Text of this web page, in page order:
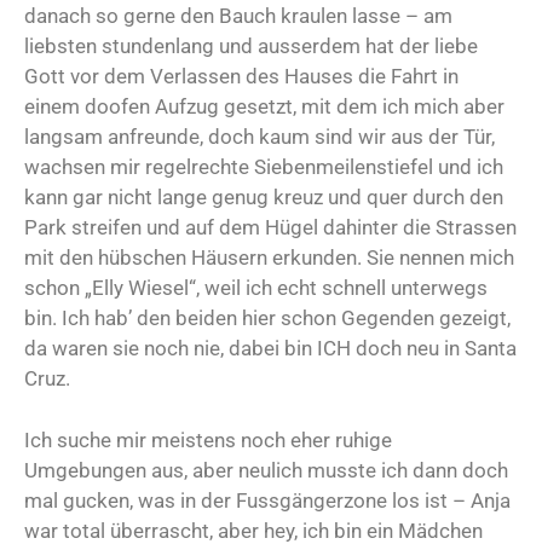
danach so gerne den Bauch kraulen lasse – am
liebsten stundenlang und ausserdem hat der liebe
Gott vor dem Verlassen des Hauses die Fahrt in
einem doofen Aufzug gesetzt, mit dem ich mich aber
langsam anfreunde, doch kaum sind wir aus der Tür,
wachsen mir regelrechte Siebenmeilenstiefel und ich
kann gar nicht lange genug kreuz und quer durch den
Park streifen und auf dem Hügel dahinter die Strassen
mit den hübschen Häusern erkunden. Sie nennen mich
schon „Elly Wiesel“, weil ich echt schnell unterwegs
bin. Ich hab’ den beiden hier schon Gegenden gezeigt,
da waren sie noch nie, dabei bin ICH doch neu in Santa
Cruz.
Ich suche mir meistens noch eher ruhige
Umgebungen aus, aber neulich musste ich dann doch
mal gucken, was in der Fussgängerzone los ist – Anja
war total überrascht, aber hey, ich bin ein Mädchen